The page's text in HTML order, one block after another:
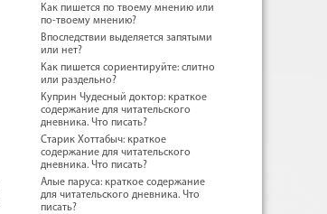
Как пишется по твоему мнению или
по-твоему мнению?
Впоследствии выделяется запятыми
или нет?
Как пишется сориентируйте: слитно
или раздельно?
Куприн Чудесный доктор: краткое
содержание для читательского
дневника. Что писать?
Старик Хоттабыч: краткое
содержание для читательского
дневника. Что писать?
Алые паруса: краткое содержание
для читательского дневника. Что
писать?